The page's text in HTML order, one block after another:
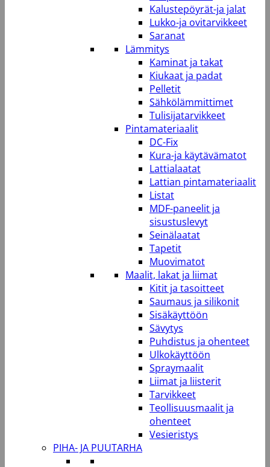
Kalustepöyrät-ja jalat
Lukko-ja ovitarvikkeet
Saranat
Lämmitys
Kaminat ja takat
Kiukaat ja padat
Pelletit
Sähkölämmittimet
Tulisijatarvikkeet
Pintamateriaalit
DC-Fix
Kura-ja käytävämatot
Lattialaatat
Lattian pintamateriaalit
Listat
MDF-paneelit ja
sisustuslevyt
Seinälaatat
Tapetit
Muovimatot
Maalit, lakat ja liimat
Kitit ja tasoitteet
Saumaus ja silikonit
Sisäkäyttöön
Sävytys
Puhdistus ja ohenteet
Ulkokäyttöön
Spraymaalit
Liimat ja liisterit
Tarvikkeet
Teollisuusmaalit ja
ohenteet
Vesieristys
PIHA- JA PUUTARHA